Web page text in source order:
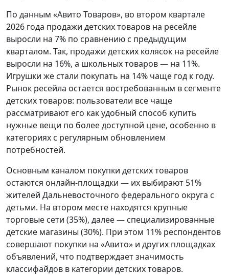
По данным «Авито Товаров», во втором квартале
2026 года продажи детских товаров на ресейле
выросли на 7% по сравнению с предыдущим
кварталом. Так, продажи детских колясок на ресейле
выросли на 16%, а школьных товаров — на 11%.
Игрушки же стали покупать на 14% чаще год к году.
Рынок ресейла остается востребованным в сегменте
детских товаров: пользователи все чаще
рассматривают его как удобный способ купить
нужные вещи по более доступной цене, особенно в
категориях с регулярным обновлением
потребностей.
Основным каналом покупки детских товаров
остаются онлайн-площадки — их выбирают 51%
жителей Дальневосточного федерального округа с
детьми. На втором месте находятся крупные
торговые сети (35%), далее — специализированные
детские магазины (30%). При этом 11% респондентов
совершают покупки на «Авито» и других площадках
объявлений, что подтверждает значимость
классифайдов в категории детских товаров.